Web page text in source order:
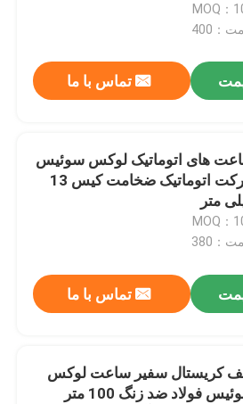
MOQ：
：400
تماس با ما
های اتوماتیک لوکس سوئیس
حرکت اتوماتیک ضخامت کیس 13
متر
MOQ：
：380
تماس با ما
کریستال سفیر ساعت لوکس
سوئیس فولاد ضد زنگ 100 متر